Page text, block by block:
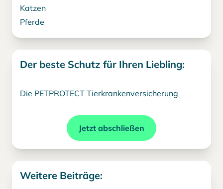
Katzen
Pferde
Der beste Schutz für Ihren Liebling:
Die PETPROTECT Tierkrankenversicherung
Jetzt abschließen
Weitere Beiträge: